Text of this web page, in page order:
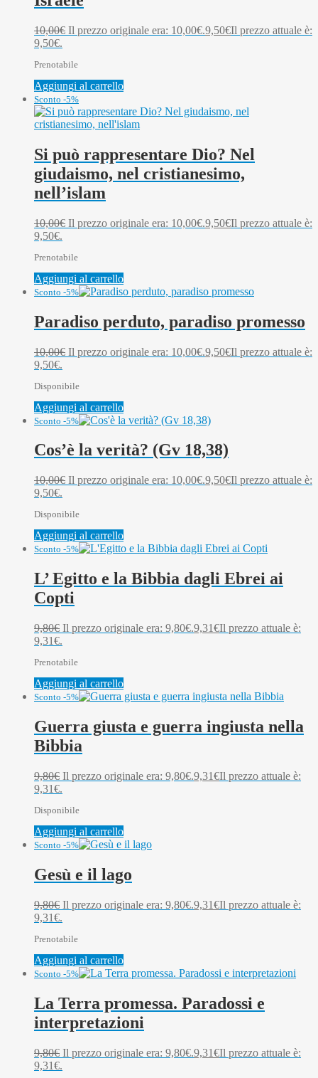
10,00€ Il prezzo originale era: 10,00€.9,50€Il prezzo attuale è:
9,50€.
Prenotabile
Aggiungi al carrello
Sconto -5%
Si può rappresentare Dio? Nel
giudaismo, nel cristianesimo,
nell’islam
10,00€ Il prezzo originale era: 10,00€.9,50€Il prezzo attuale è:
9,50€.
Prenotabile
Aggiungi al carrello
Sconto -5%
Paradiso perduto, paradiso promesso
10,00€ Il prezzo originale era: 10,00€.9,50€Il prezzo attuale è:
9,50€.
Disponibile
Aggiungi al carrello
Sconto -5%
Cos’è la verità? (Gv 18,38)
10,00€ Il prezzo originale era: 10,00€.9,50€Il prezzo attuale è:
9,50€.
Disponibile
Aggiungi al carrello
Sconto -5%
L’ Egitto e la Bibbia dagli Ebrei ai
Copti
9,80€ Il prezzo originale era: 9,80€.9,31€Il prezzo attuale è:
9,31€.
Prenotabile
Aggiungi al carrello
Sconto -5%
Guerra giusta e guerra ingiusta nella
Bibbia
9,80€ Il prezzo originale era: 9,80€.9,31€Il prezzo attuale è:
9,31€.
Disponibile
Aggiungi al carrello
Sconto -5%
Gesù e il lago
9,80€ Il prezzo originale era: 9,80€.9,31€Il prezzo attuale è:
9,31€.
Prenotabile
Aggiungi al carrello
Sconto -5%
La Terra promessa. Paradossi e
interpretazioni
9,80€ Il prezzo originale era: 9,80€.9,31€Il prezzo attuale è:
9,31€.